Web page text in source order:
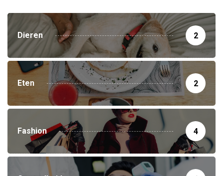
Dieren 2
Eten 2
Fashion 4